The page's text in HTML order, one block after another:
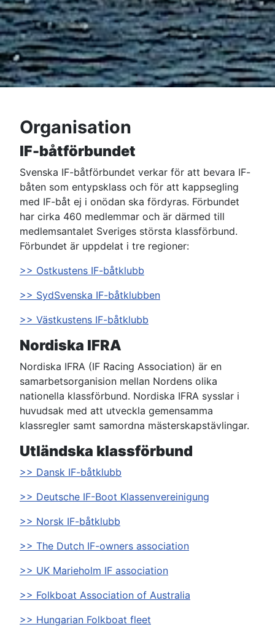
Organisation
IF-båtförbundet
Svenska IF-båtförbundet verkar för att bevara IF-
båten som entypsklass och för att kappsegling
med IF-båt ej i onödan ska fördyras. Förbundet
har cirka 460 medlemmar och är därmed till
medlemsantalet Sveriges största klassförbund.
Förbundet är uppdelat i tre regioner:
>> Ostkustens IF-båtklubb
>> SydSvenska IF-båtklubben
>> Västkustens IF-båtklubb
Nordiska IFRA
Nordiska IFRA (IF Racing Association) är en
samarbetsorganision mellan Nordens olika
nationella klassförbund. Nordiska IFRA sysslar i
huvudsak med att utveckla gemensamma
klassregler samt samordna mästerskapstävlingar.
Utländska klassförbund
>> Dansk IF-båtklubb
>> Deutsche IF-Boot Klassenvereinigung
>> Norsk IF-båtklubb
>> The Dutch IF-owners association
>> UK Marieholm IF association
>> Folkboat Association of Australia
>> Hungarian Folkboat fleet